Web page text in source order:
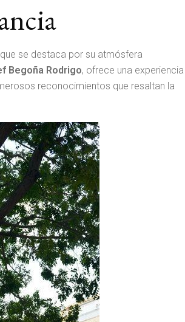
que se destaca por su atmósfera
Begoña Rodrigo, ofrece una experiencia
reconocimientos que resaltan la